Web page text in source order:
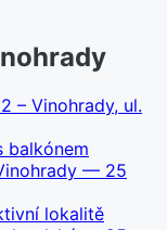
– Vinohrady, ul.
balkónem
— 25
lokalitě